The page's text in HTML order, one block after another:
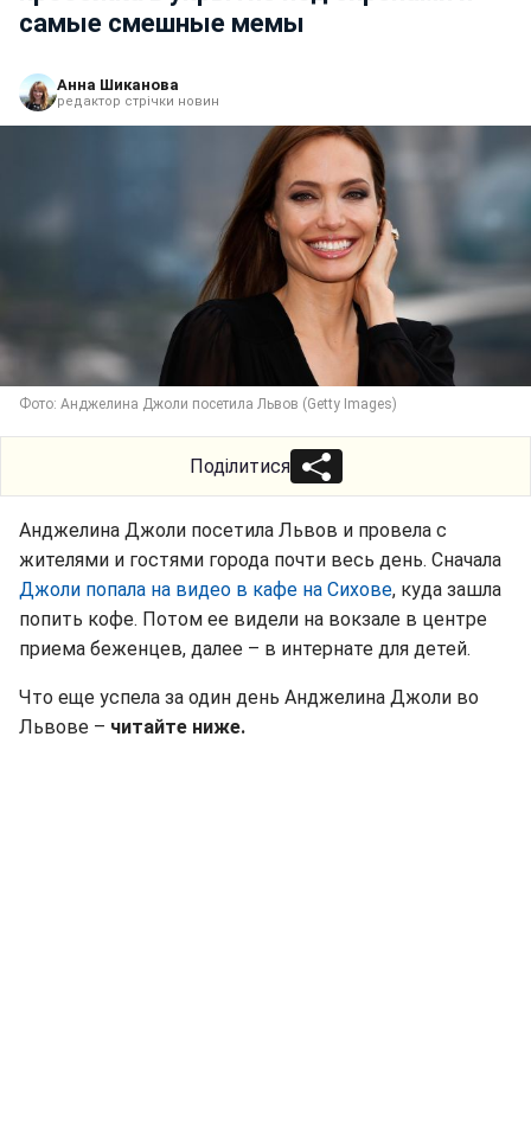
самые смешные мемы
Анна Шиканова
редактор стрічки новин
Фото: Анджелина Джоли посетила Львов (Getty Images)
Поділитися
Анджелина Джоли посетила Львов и провела с
жителями и гостями города почти весь день. Сначала
Джоли попала на видео в кафе на Сихове, куда зашла
попить кофе. Потом ее видели на вокзале в центре
приема беженцев, далее – в интернате для детей.
Что еще успела за один день Анджелина Джоли во
Львове – читайте ниже.